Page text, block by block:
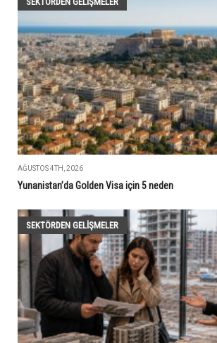
AĞUSTOS 4TH, 2026
Yunanistan’da Golden Visa için 5 neden
SEKTÖRDEN GELIŞMELER